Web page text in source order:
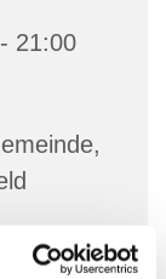
21:00